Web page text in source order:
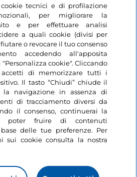
tecnici e di profilazione
per migliorare la
e per effettuare analisi
a quali cookie (divisi per
o revocare il tuo consenso
accedendo all'apposita
cookie". Cliccando
accetti di memorizzare tutti i
Il tasto “Chiudi” chiude il
la navigazione in assenza di
di tracciamento diversi da
il consenso, continuerai la
poter fruire di contenuti
delle tue preferenze. Per
sui cookie consulta la nostra